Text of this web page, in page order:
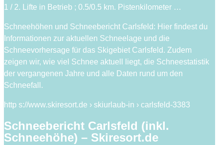
1 / 2. Lifte in Betrieb ; 0.5/0.5 km. Pistenkilometer …
Schneehöhen und Schneebericht Carlsfeld: Hier findest du
Informationen zur aktuellen Schneelage und die
Schneevorhersage für das Skigebiet Carlsfeld. Zudem
zeigen wir, wie viel Schnee aktuell liegt, die Schneestatistik
der vergangenen Jahre und alle Daten rund um den
Schneefall.
http s://www.skiresort.de › skiurlaub-in › carlsfeld-3383
Schneebericht Carlsfeld (inkl.
Schneehöhe) – Skiresort.de